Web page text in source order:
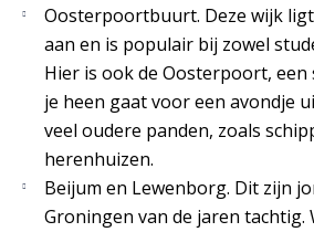
Oosterpoortbuurt. Deze wijk
aan en is populair bij zowel
Hier is ook de Oosterpoort,
je heen gaat voor een avondje
veel oudere panden, zoals
herenhuizen.
Beijum en Lewenborg. Dit zijn
Groningen van de jaren tachtig.